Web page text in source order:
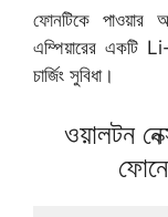
ফোনটিকে
এম্পিয়ারের একটি
চার্জিং সুবিধা।
ওয়ালটন